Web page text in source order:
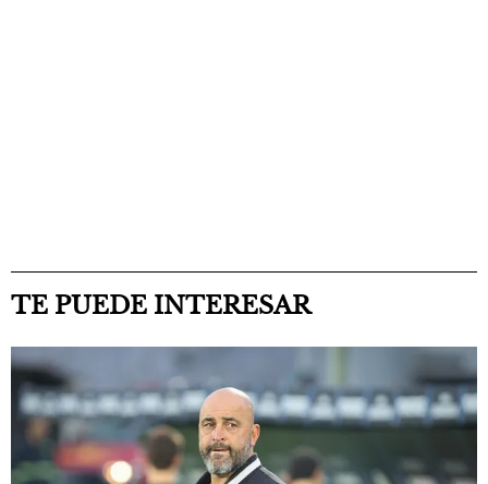
TE PUEDE INTERESAR